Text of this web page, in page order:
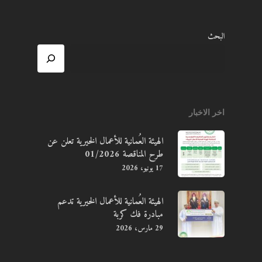
البحث
اخر الاخبار
الهيئة العُمانية للأعمال الخيرية تعلن عن
طرح المناقصة 01/2026
17 يونيو، 2026
الهيئة العُمانية للأعمال الخيرية تدعم
مبادرة فك كربة
29 مارس، 2026